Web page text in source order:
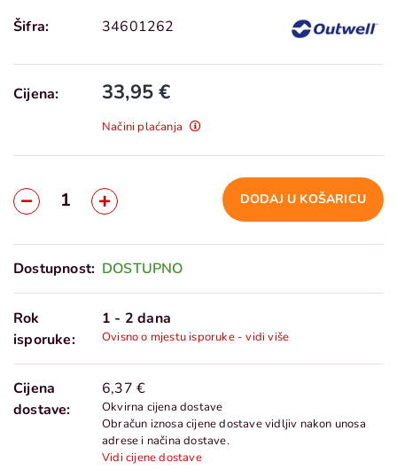
Šifra: 34601262
Cijena: 33,95 €
Načini plaćanja
DODAJ U KOŠARICU
Dostupnost: DOSTUPNO
Rok
isporuke:
1 - 2 dana
Ovisno o mjestu isporuke - vidi više
Cijena
dostave:
6,37 €
Okvirna cijena dostave
Obračun iznosa cijene dostave vidljiv nakon unosa
adrese i načina dostave.
Vidi cijene dostave